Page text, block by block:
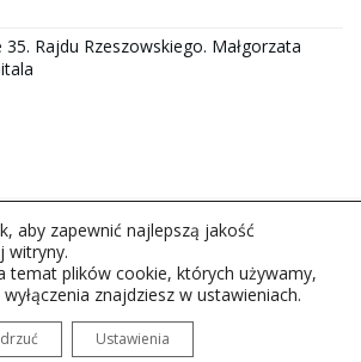
Rajdu Rzeszowskiego. Małgorzata
Radio Rzeszów S.A. w likwidacj.
aby zapewnić najlepszą jakość
witryny.
temat plików cookie, których używamy,
znajdziesz w ustawieniach.
Ustawienia